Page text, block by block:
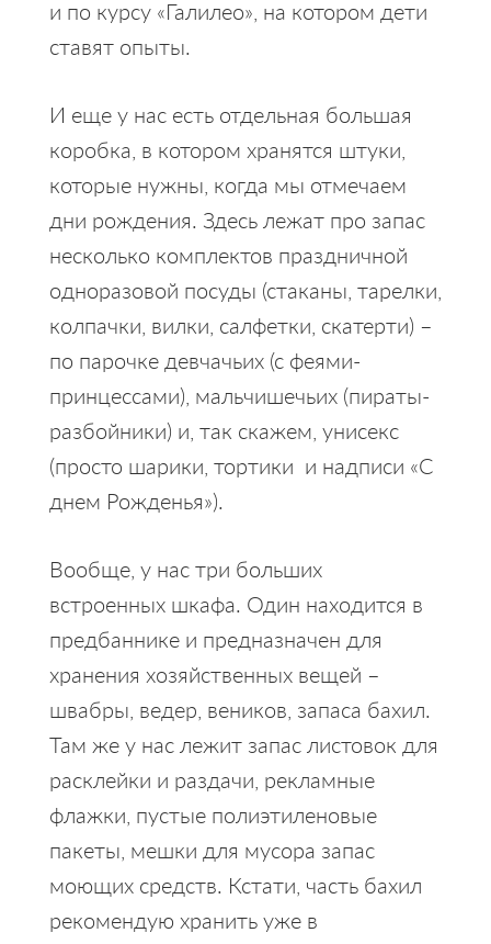
и по курсу «Галилео», на котором дети
ставят опыты.
И еще у нас есть отдельная большая
коробка, в котором хранятся штуки,
которые нужны, когда мы отмечаем
дни рождения. Здесь лежат про запас
несколько комплектов праздничной
одноразовой посуды (стаканы, тарелки,
колпачки, вилки, салфетки, скатерти) –
по парочке девчачьих (с феями-
принцессами), мальчишечьих (пираты-
разбойники) и, так скажем, унисекс
(просто шарики, тортики и надписи «С
днем Рожденья»).
Вообще, у нас три больших
встроенных шкафа. Один находится в
предбаннике и предназначен для
хранения хозяйственных вещей –
швабры, ведер, веников, запаса бахил.
Там же у нас лежит запас листовок для
расклейки и раздачи, рекламные
флажки, пустые полиэтиленовые
пакеты, мешки для мусора запас
моющих средств. Кстати, часть бахил
рекомендую хранить уже в